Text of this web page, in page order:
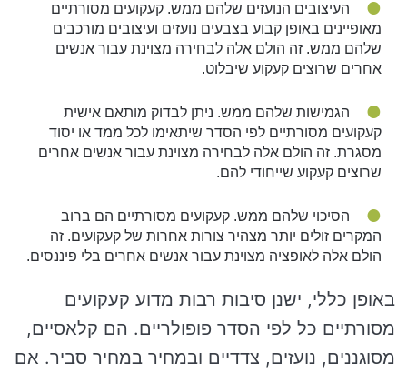
העיצובים הנועזים שלהם ממש. קעקועים מסורתיים
מאופיינים באופן קבוע בצבעים נועזים ועיצובים מורכבים
שלהם ממש. זה הולם אלה לבחירה מצוינת עבור אנשים
אחרים שרוצים קעקוע שיבלוט.
הגמישות שלהם ממש. ניתן לבדוק מותאם אישית
קעקועים מסורתיים לפי הסדר שיתאימו לכל ממד או יסוד
מסגרת. זה הולם אלה לבחירה מצוינת עבור אנשים אחרים
שרוצים קעקוע שייחודי להם.
הסיכוי שלהם ממש. קעקועים מסורתיים הם ברוב
המקרים זולים יותר מצהיר צורות אחרות של קעקועים. זה
הולם אלה לאופציה מצוינת עבור אנשים אחרים בלי פיננסים.
באופן כללי, ישנן סיבות רבות מדוע קעקועים
מסורתיים כל לפי הסדר פופולריים. הם קלאסיים,
מסוגננים, נועזים, צדדיים ובמחיר במחיר סביר. אם